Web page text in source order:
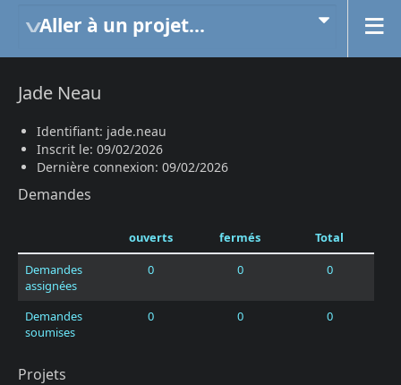
Aller à un projet...
Jade Neau
Identifiant: jade.neau
Inscrit le: 09/02/2026
Dernière connexion: 09/02/2026
Demandes
ouverts fermés
Total
Demandes
assignées
0 0 0
Demandes
soumises
0 0 0
Projets